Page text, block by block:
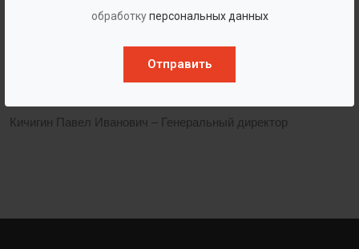
обработкуперсональных данных
Отправить
собственного брендаBAZMANв 2019г.
На сегодняшний день в компании сосредоточены лучшие
специалисты технологи, конструкторы, инженеры.
Кичигин Павел Иванович – Генеральный директор